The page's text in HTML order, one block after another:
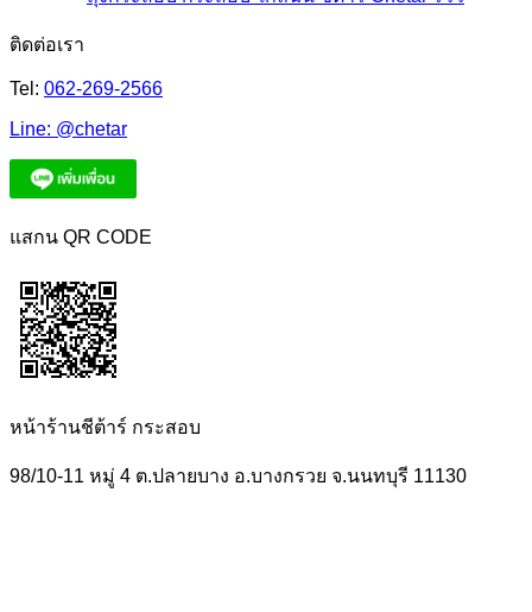
ติดต่อเรา
Tel: 062-269-2566
Line: @chetar
แสกน QR CODE
หน้าร้านชีต้าร์ กระสอบ
98/10-11 หมู่ 4 ต.ปลายบาง อ.บางกรวย จ.นนทบุรี 11130